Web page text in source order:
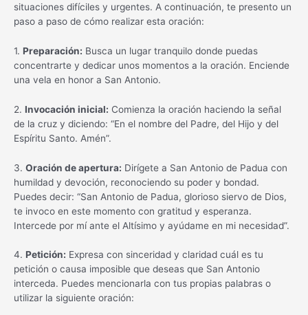
situaciones difíciles y urgentes. A continuación, te presento un
paso a paso de cómo realizar esta oración:
1. Preparación: Busca un lugar tranquilo donde puedas
concentrarte y dedicar unos momentos a la oración. Enciende
una vela en honor a San Antonio.
2. Invocación inicial: Comienza la oración haciendo la señal
de la cruz y diciendo: “En el nombre del Padre, del Hijo y del
Espíritu Santo. Amén”.
3. Oración de apertura: Dirígete a San Antonio de Padua con
humildad y devoción, reconociendo su poder y bondad.
Puedes decir: “San Antonio de Padua, glorioso siervo de Dios,
te invoco en este momento con gratitud y esperanza.
Intercede por mí ante el Altísimo y ayúdame en mi necesidad”.
4. Petición: Expresa con sinceridad y claridad cuál es tu
petición o causa imposible que deseas que San Antonio
interceda. Puedes mencionarla con tus propias palabras o
utilizar la siguiente oración: